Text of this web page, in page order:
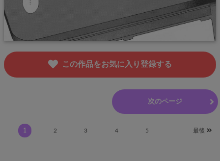
この作品をお気に入り登録する
次のページ
1 2 3 4 5 最後